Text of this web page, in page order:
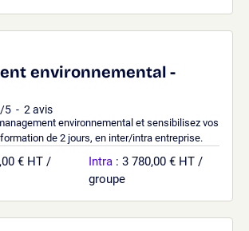
environnemental -
/5 - 2 avis
environnemental et sensibilisez vos
de 2 jours, en inter/intra entreprise.
€ HT /
Intra : 3 780,00 € HT /
groupe